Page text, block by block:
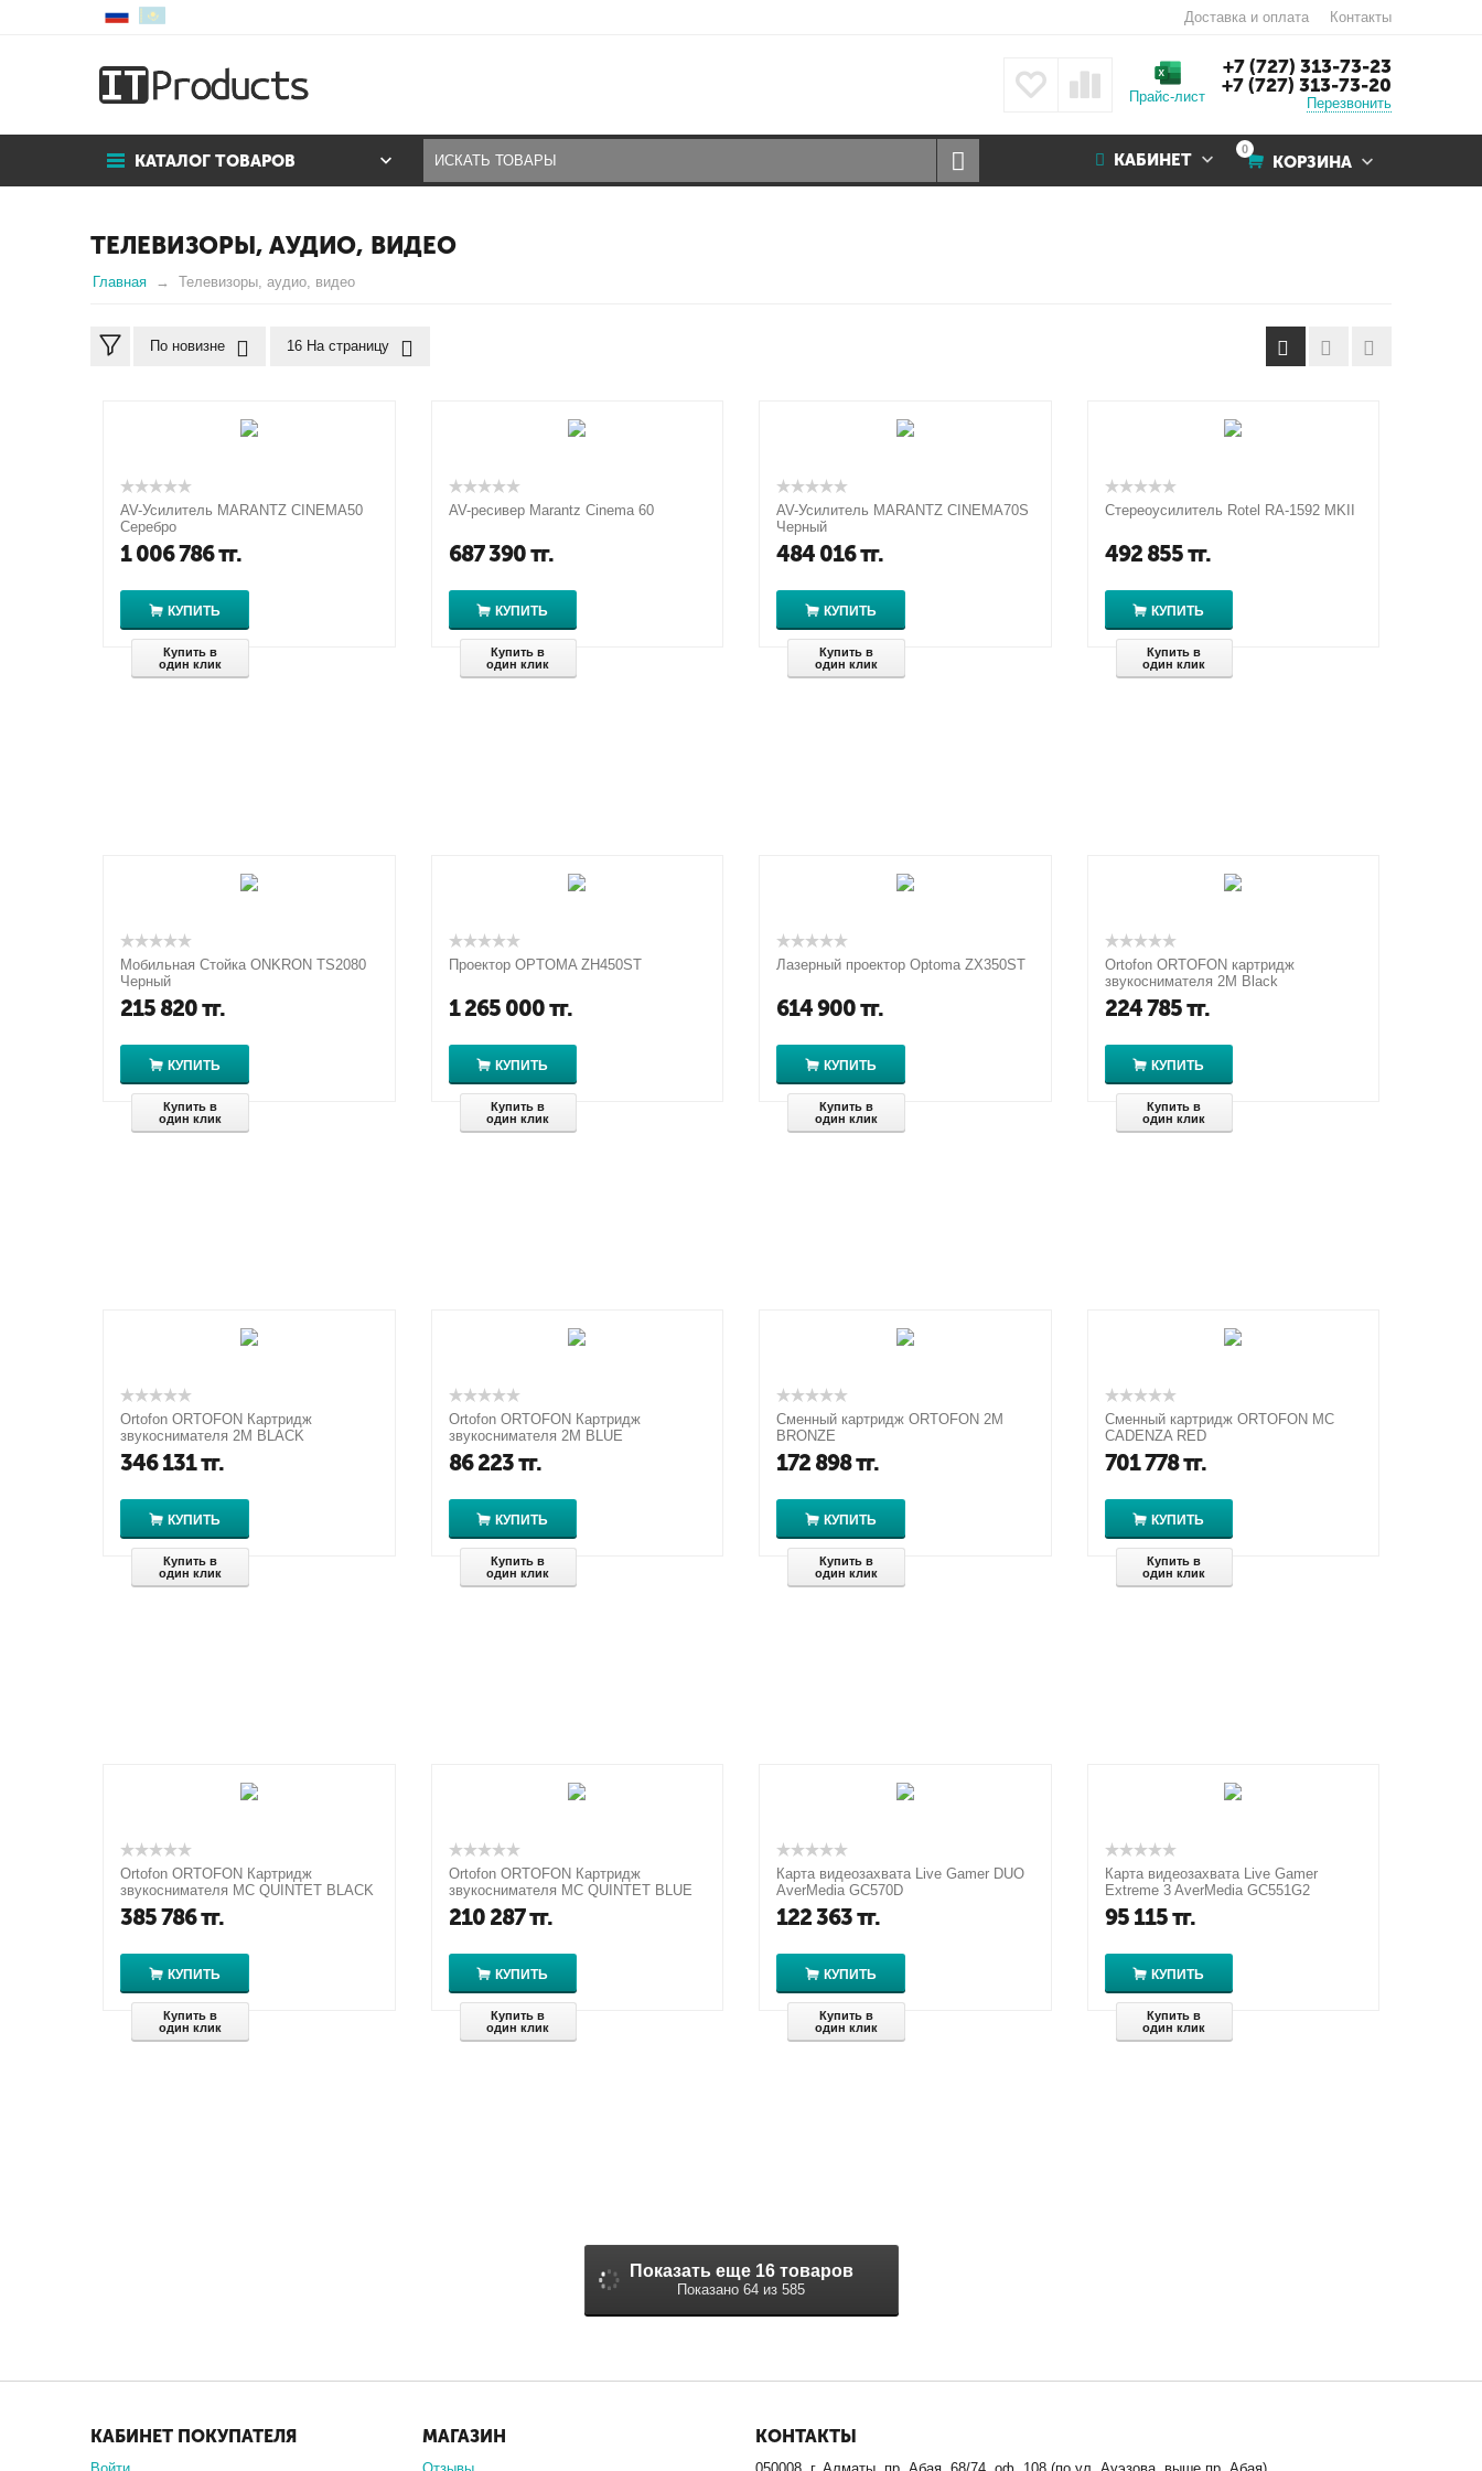
Доставка и оплата Контакты
+7 (727) 313-73-23
+7 (727) 313-73-20
Перезвонить
Прайс-лист
КАТАЛОГ ТОВАРОВ
0
КОРЗИНА
КАБИНЕТ
ТЕЛЕВИЗОРЫ, АУДИО, ВИДЕО
Главная Телевизоры, аудио, видео
По новизне 16 На страницу
AV-Усилитель MARANTZ CINEMA50
Серебро
1 006 786тг.
КУПИТЬ
Купить в
один клик
AV-ресивер Marantz Cinema 60
687 390тг.
КУПИТЬ
Купить в
один клик
AV-Усилитель MARANTZ CINEMA70S
Черный
484 016тг.
КУПИТЬ
Купить в
один клик
Стереоусилитель Rotel RA-1592 MKII
492 855тг.
КУПИТЬ
Купить в
один клик
Мобильная Стойка ONKRON TS2080
Черный
215 820тг.
КУПИТЬ
Купить в
один клик
Проектор OPTOMA ZH450ST
1 265 000тг.
КУПИТЬ
Купить в
один клик
Лазерный проектор Optoma ZX350ST
614 900тг.
КУПИТЬ
Купить в
один клик
Ortofon ORTOFON картридж
звукоснимателя 2М Black
224 785тг.
КУПИТЬ
Купить в
один клик
Ortofon ORTOFON Картридж
звукоснимателя 2M BLACK
346 131тг.
КУПИТЬ
Купить в
один клик
Ortofon ORTOFON Картридж
звукоснимателя 2M BLUE
86 223тг.
КУПИТЬ
Купить в
один клик
Сменный картридж ORTOFON 2M
BRONZE
172 898тг.
КУПИТЬ
Купить в
один клик
Сменный картридж ORTOFON MC
CADENZA RED
701 778тг.
КУПИТЬ
Купить в
один клик
Ortofon ORTOFON Картридж
звукоснимателя MC QUINTET BLACK
S EAN:5705796271218
385 786тг.
КУПИТЬ
Купить в
один клик
Ortofon ORTOFON Картридж
звукоснимателя MC QUINTET BLUE
EAN:5705796271119
210 287тг.
КУПИТЬ
Купить в
один клик
Карта видеозахвата Live Gamer DUO
AverMedia GC570D
122 363тг.
КУПИТЬ
Купить в
один клик
Карта видеозахвата Live Gamer
Extreme 3 AverMedia GC551G2
95 115тг.
КУПИТЬ
Купить в
один клик
Показать еще 16 товаров
Показано 64 из 585
КАБИНЕТ ПОКУПАТЕЛЯ МАГАЗИН КОНТАКТЫ